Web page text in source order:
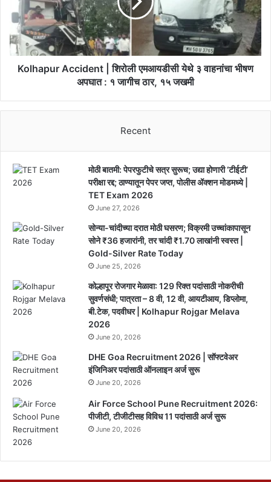
एमआयडीसी
येथे
वाहनांचा
भीषण
अपघात
Kolhapur Accident | शिरोली एमआयडीसी येथे ३ वाहनांचा भीषण
अपघात : १ जागीच ठार, १५ जखमी
Recent
मोठी बातमी: पेपरफुटीचे सत्र सुरूच; उद्या होणारी ‘टीईटी’
परीक्षा रद्द; ठाण्यातून पेपर जप्त, पोलीस ॲक्शन मोडमध्ये |
TET Exam 2026
June 27, 2026
सोन्या-चांदीच्या दरात मोठी घसरण; विक्रमी उच्चांकापासून
सोने ₹36 हजारांनी, तर चांदी ₹1.70 लाखांनी स्वस्त |
Gold-Silver Rate Today
June 25, 2026
कोल्हापूर रोजगार मेळावा: 129 रिक्त पदांसाठी नोकरीची
सुवर्णसंधी; पात्रता – 8 वी, 12 वी, आयटीआय, डिप्लोमा,
बी.टेक, पदवीधर | Kolhapur Rojgar Melava
2026
June 20, 2026
DHE Goa Recruitment 2026 | सॉफ्टवेअर
इंजिनिअर पदांसाठी ऑनलाइन अर्ज सुरू
June 20, 2026
Air Force School Pune Recruitment 2026:
पीजीटी, टीजीटीसह विविध 11 पदांसाठी अर्ज सुरू
June 20, 2026